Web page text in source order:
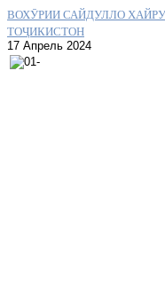
ВОХӮРИИ САЙДУЛЛО
ТОҶИКИСТОН
17 Апрель 2024